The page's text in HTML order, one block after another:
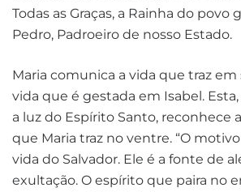
Todas as Graças, a Rainha do povo
Pedro, Padroeiro de nosso Estado.
Maria comunica a vida que traz em
vida que é gestada em Isabel. Esta,
a luz do Espírito Santo, reconhece
que Maria traz no ventre. “O
vida do Salvador. Ele é a fonte de
exultação. O espírito que paira no